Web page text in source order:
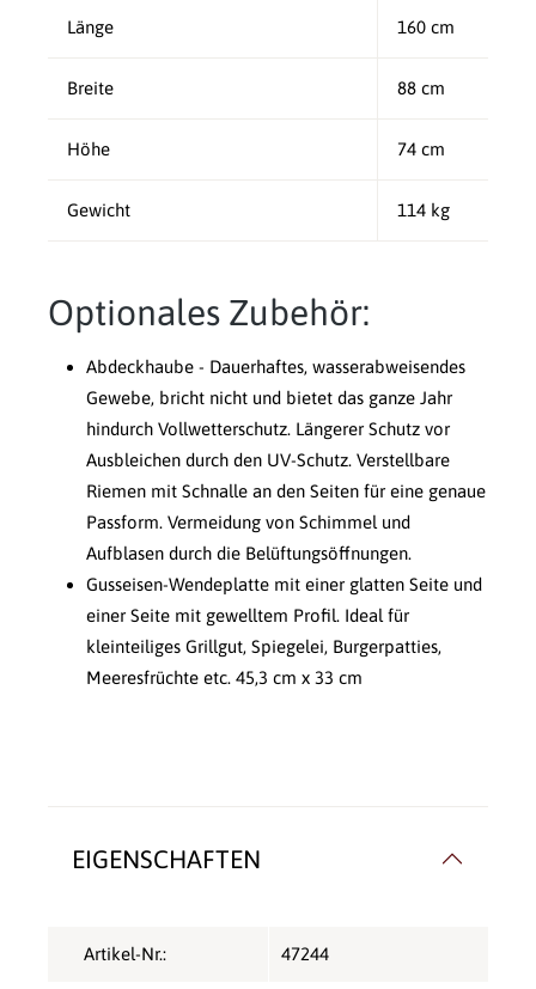
Länge 160 cm
Breite 88 cm
Höhe 74 cm
Gewicht 114 kg
Optionales Zubehör:
Abdeckhaube - Dauerhaftes, wasserabweisendes
Gewebe, bricht nicht und bietet das ganze Jahr
hindurch Vollwetterschutz. Längerer Schutz vor
Ausbleichen durch den UV-Schutz. Verstellbare
Riemen mit Schnalle an den Seiten für eine genaue
Passform. Vermeidung von Schimmel und
Aufblasen durch die Belüftungsöffnungen.
Gusseisen-Wendeplatte mit einer glatten Seite und
einer Seite mit gewelltem Profil. Ideal für
kleinteiliges Grillgut, Spiegelei, Burgerpatties,
Meeresfrüchte etc. 45,3 cm x 33 cm
EIGENSCHAFTEN
Artikel-Nr.: 47244